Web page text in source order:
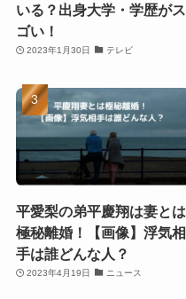
いる？出身大学・学歴がス
ゴい！
2023年1月30日 テレビ
平愛梨の弟平慶翔は妻とは
極秘離婚！【画像】浮気相
手は誰どんな人？
2023年4月19日 ニュース